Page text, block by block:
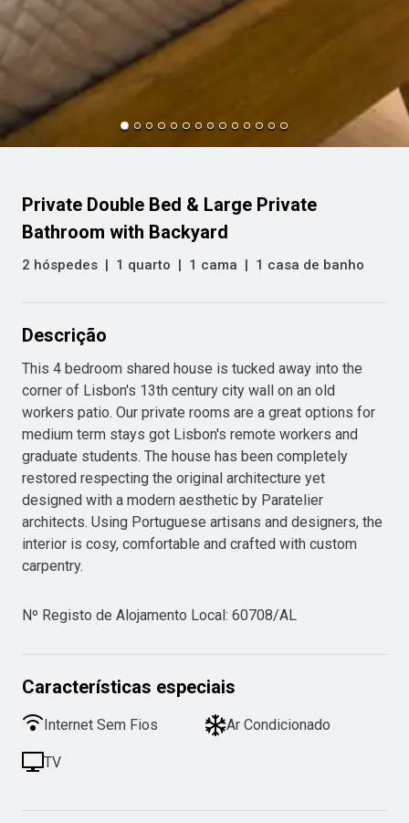
Private Double Bed & Large Private
Bathroom with Backyard
2 hóspedes | 1 quarto | 1 cama | 1 casa de banho
Descrição
This 4 bedroom shared house is tucked away into the
corner of Lisbon's 13th century city wall on an old
workers patio. Our private rooms are a great options for
medium term stays got Lisbon's remote workers and
graduate students. The house has been completely
restored respecting the original architecture yet
designed with a modern aesthetic by Paratelier
architects. Using Portuguese artisans and designers, the
interior is cosy, comfortable and crafted with custom
carpentry.
Nº Registo de Alojamento Local: 60708/AL
Características especiais
Internet Sem Fios Ar Condicionado
TV